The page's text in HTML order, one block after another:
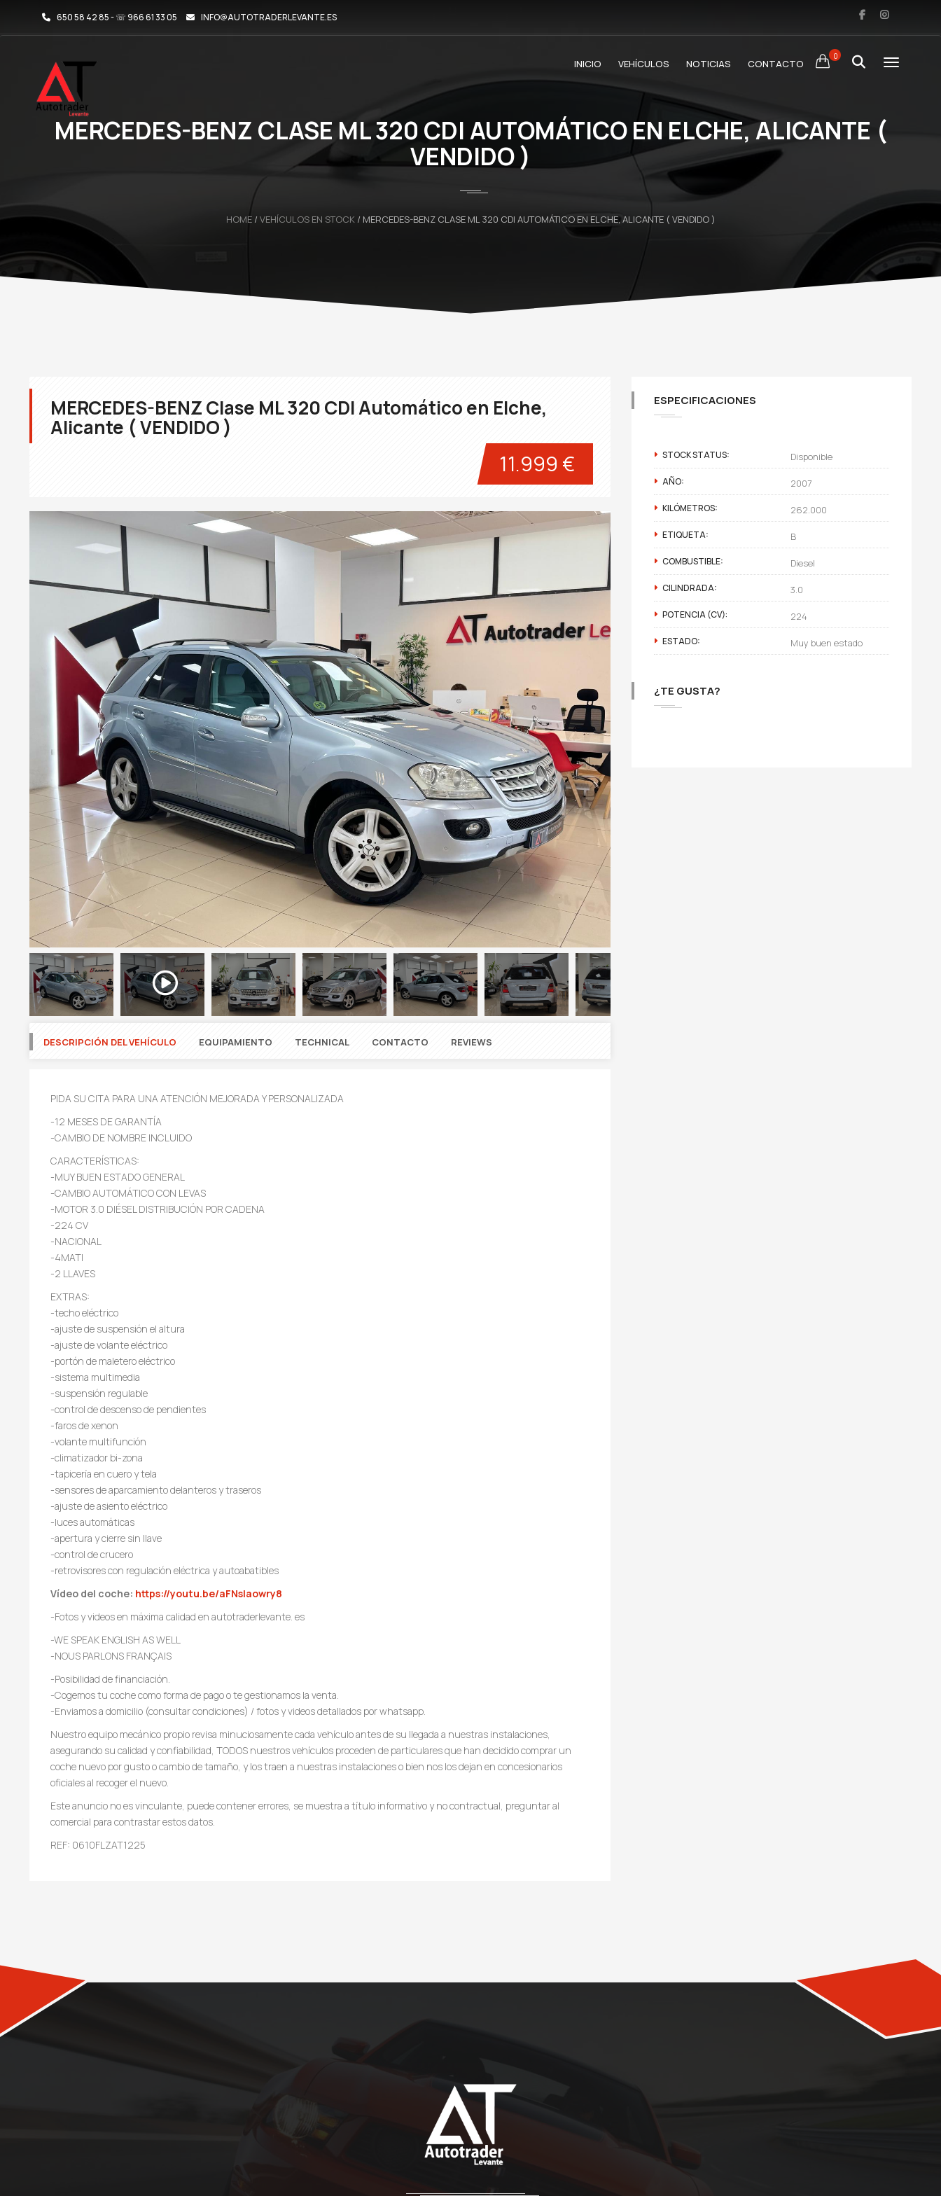
650 58 42 85 - ☏ 966 61 33 05 INFO@AUTOTRADERLEVANTE.ES
0
INICIO VEHÍCULOS NOTICIAS CONTACTO
MERCEDES-BENZ CLASE ML 320 CDI AUTOMÁTICO EN ELCHE, ALICANTE (
VENDIDO )
HOME/ VEHÍCULOS EN STOCK/ MERCEDES-BENZ CLASE ML 320 CDI AUTOMÁTICO EN ELCHE, ALICANTE ( VENDIDO )
MERCEDES-BENZ Clase ML 320 CDI Automático en Elche,
Alicante ( VENDIDO )
11.999 €
DESCRIPCIÓN DEL VEHÍCULO EQUIPAMIENTO TECHNICAL CONTACTO REVIEWS
PIDA SU CITA PARA UNA ATENCIÓN MEJORADA Y PERSONALIZADA
-12 MESES DE GARANTÍA
-CAMBIO DE NOMBRE INCLUIDO
CARACTERÍSTICAS:
-MUY BUEN ESTADO GENERAL
-CAMBIO AUTOMÁTICO CON LEVAS
-MOTOR 3.0 DIÉSEL DISTRIBUCIÓN POR CADENA
-224 CV
-NACIONAL
-4MATI
-2 LLAVES
EXTRAS:
-techo eléctrico
-ajuste de suspensión el altura
-ajuste de volante eléctrico
-portón de maletero eléctrico
-sistema multimedia
-suspensión regulable
-control de descenso de pendientes
-faros de xenon
-volante multifunción
-climatizador bi-zona
-tapicería en cuero y tela
-sensores de aparcamiento delanteros y traseros
-ajuste de asiento eléctrico
-luces automáticas
-apertura y cierre sin llave
-control de crucero
-retrovisores con regulación eléctrica y autoabatibles
Vídeo del coche: https://youtu.be/aFNsIaowry8
-Fotos y videos en máxima calidad en autotraderlevante. es
-WE SPEAK ENGLISH AS WELL
-NOUS PARLONS FRANÇAIS
-Posibilidad de financiación.
-Cogemos tu coche como forma de pago o te gestionamos la venta.
-Enviamos a domicilio (consultar condiciones) / fotos y videos detallados por whatsapp.
Nuestro equipo mecánico propio revisa minuciosamente cada vehículo antes de su llegada a nuestras instalaciones,
asegurando su calidad y confiabilidad, TODOS nuestros vehículos proceden de particulares que han decidido comprar un
coche nuevo por gusto o cambio de tamaño, y los traen a nuestras instalaciones o bien nos los dejan en concesionarios
oficiales al recoger el nuevo.
Este anuncio no es vinculante, puede contener errores, se muestra a título informativo y no contractual, preguntar al
comercial para contrastar estos datos.
REF: 0610FLZAT1225
ESPECIFICACIONES
STOCK STATUS: Disponible
AÑO: 2007
KILÓMETROS: 262.000
ETIQUETA: B
COMBUSTIBLE: Diesel
CILINDRADA: 3.0
POTENCIA (CV): 224
ESTADO: Muy buen estado
¿TE GUSTA?